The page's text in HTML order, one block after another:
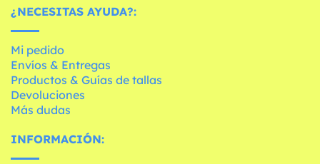
¿NECESITAS AYUDA?:
Mi pedido
Envíos & Entregas
Productos & Guías de tallas
Devoluciones
Más dudas
INFORMACIÓN: